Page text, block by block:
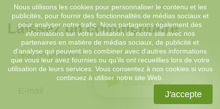
Laissez un commentaire
Chattez avec nous
Nous utilisons les cookies pour personnaliser le contenu et les
publicités, pour fournir des fonctionnalités de médias sociaux et
pour analyser notre trafic. Nous partageons également des
informations sur votre utilisation de notre site avec nos
partenaires en matière de médias sociaux, de publicité et
d'analyse qui peuvent les combiner avec d'autres informations
que vous leur avez fournies ou qu'ils ont recueillies lors de votre
utilisation de leurs services. Vous consentez à nos cookies si vous
continuez à utiliser notre site Web.
J'accepte